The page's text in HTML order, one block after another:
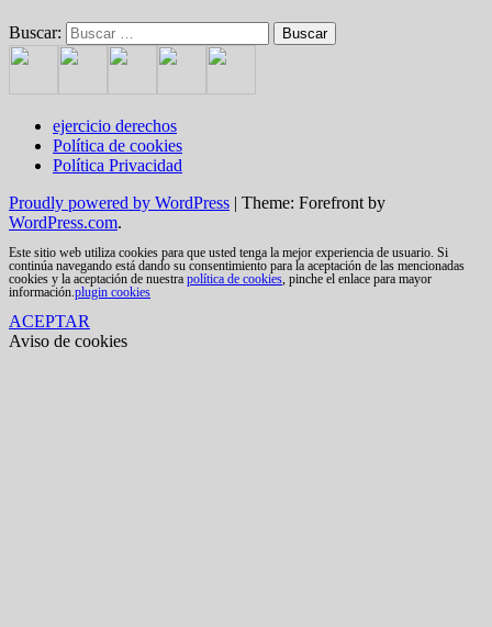
Buscar:
ejercicio derechos
Política de cookies
Política Privacidad
Proudly powered by WordPress | Theme: Forefront by
WordPress.com.
Este sitio web utiliza cookies para que usted tenga la mejor experiencia de usuario. Si
continúa navegando está dando su consentimiento para la aceptación de las mencionadas
cookies y la aceptación de nuestra política de cookies , pinche el enlace para mayor
información. plugin cookies
ACEPTAR
Aviso de cookies